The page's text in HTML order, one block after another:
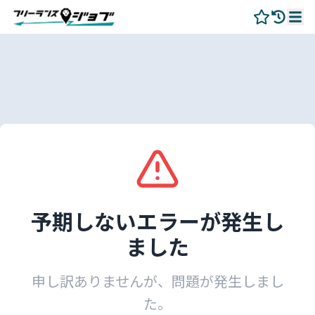
予期しないエラーが発生し
ました
申し訳ありませんが、問題が発生しまし
た。